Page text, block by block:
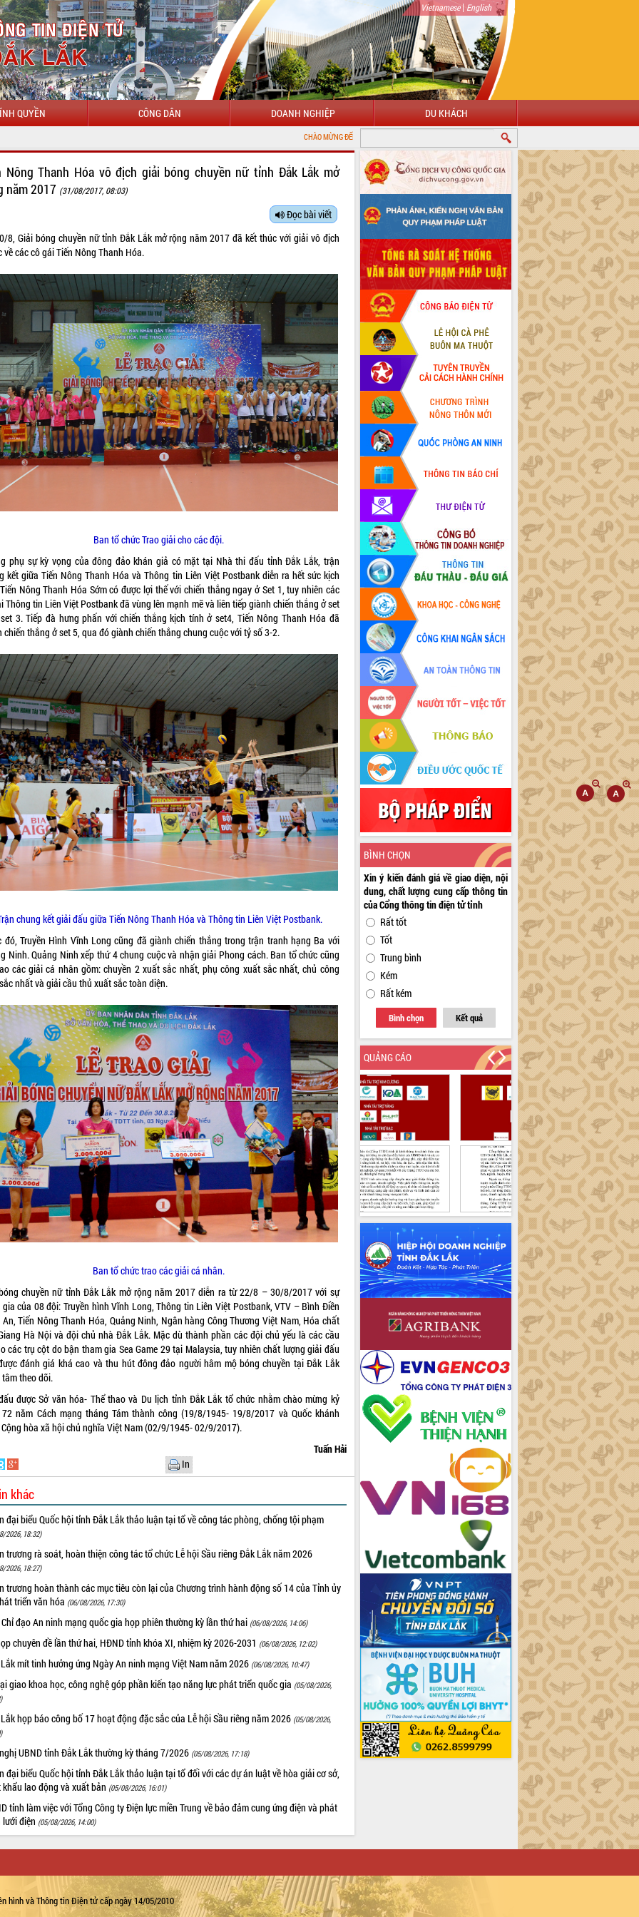
Vietnamese| English
QUYỀN CÔNG DÂN DOANH NGHIỆP DU KHÁCH
CHÀO MỪNG ĐẾN VỚI CỔNG THÔNG TIN ĐIỆN TỬ TỈNH ĐẮK LẮK
Nông Thanh Hóa vô địch giải bóng chuyền nữ tỉnh Đắk Lắk mở
năm 2017 (31/08/2017, 08:03)
Đọc bài viết
8, Giải bóng chuyền nữ tỉnh Đắk Lắk mở rộng năm 2017 đã kết thúc với giải vô địch
về các cô gái Tiến Nông Thanh Hóa.
Ban tổ chức Trao giải cho các đội.
phụ sự kỳ vọng của đông đảo khán giả có mặt tại Nhà thi đấu tỉnh Đắk Lắk, trận
kết giữa Tiến Nông Thanh Hóa và Thông tin Liên Việt Postbank diễn ra hết sức kịch
Nông Thanh Hóa Sớm có được lợi thế với chiến thắng ngay ở Set 1, tuy nhiên các
Thông tin Liên Việt Postbank đã vùng lên mạnh mẽ và liên tiếp giành chiến thắng ở set
3. Tiếp đà hưng phấn với chiến thắng kịch tính ở set4, Tiến Nông Thanh Hóa đã
chiến thắng ở set 5, qua đó giành chiến thắng chung cuộc với tỷ số 3-2.
chung kết giải đấu giữa Tiến Nông Thanh Hóa và Thông tin Liên Việt Postbank.
đó, Truyền Hình Vĩnh Long cũng đã giành chiến thắng trong trận tranh hạng Ba với
Ninh. Quảng Ninh xếp thứ 4 chung cuộc và nhận giải Phong cách. Ban tổ chức cũng
các giải cá nhân gồm: chuyền 2 xuất sắc nhất, phụ công xuất sắc nhất, chủ công
nhất và giải cầu thủ xuất sắc toàn diện.
Ban tổ chức trao các giải cá nhân.
chuyền nữ tỉnh Đắk Lắk mở rộng năm 2017 diễn ra từ 22/8 – 30/8/2017 với sự
của 08 đội: Truyền hình Vĩnh Long, Thông tin Liên Việt Postbank, VTV – Bình Điền
An, Tiến Nông Thanh Hóa, Quảng Ninh, Ngân hàng Công Thương Việt Nam, Hóa chất
Hà Nội và đội chủ nhà Đắk Lắk. Mặc dù thành phần các đội chủ yếu là các cầu
các trụ cột do bận tham gia Sea Game 29 tại Malaysia, tuy nhiên chất lượng giải đấu
đánh giá khá cao và thu hút đông đảo người hâm mộ bóng chuyền tại Đắk Lắk
theo dõi.
được Sở văn hóa- Thể thao và Du lịch tỉnh Đắk Lắk tổ chức nhằm chào mừng kỷ
72 năm Cách mạng tháng Tám thành công (19/8/1945- 19/8/2017 và Quốc khánh
hòa xã hội chủ nghĩa Việt Nam (02/9/1945- 02/9/2017).
Tuấn Hải
In
khác
đại biểu Quốc hội tỉnh Đắk Lắk thảo luận tại tổ về công tác phòng, chống tội phạm
2026, 18:32)
trương rà soát, hoàn thiện công tác tổ chức Lễ hội Sầu riêng Đắk Lắk năm 2026
2026, 18:27)
trương hoàn thành các mục tiêu còn lại của Chương trình hành động số 14 của Tỉnh ủy
triển văn hóa (06/08/2026, 17:30)
đạo An ninh mạng quốc gia họp phiên thường kỳ lần thứ hai (06/08/2026, 14:06)
chuyên đề lần thứ hai, HĐND tỉnh khóa XI, nhiệm kỳ 2026-2031 (06/08/2026, 12:02)
mít tinh hưởng ứng Ngày An ninh mạng Việt Nam năm 2026 (06/08/2026, 10:47)
giao khoa học, công nghệ góp phần kiến tạo năng lực phát triển quốc gia (05/08/2026,
họp báo công bố 17 hoạt động đặc sắc của Lễ hội Sầu riêng năm 2026 (05/08/2026,
UBND tỉnh Đắk Lắk thường kỳ tháng 7/2026 (05/08/2026, 17:18)
đại biểu Quốc hội tỉnh Đắk Lắk thảo luận tại tổ đối với các dự án luật về hòa giải cơ sở,
khẩu lao động và xuất bản (05/08/2026, 16:01)
tỉnh làm việc với Tổng Công ty Điện lực miền Trung về bảo đảm cung ứng điện và phát
lưới điện (05/08/2026, 14:00)
BÌNH CHỌN
Xin ý kiến đánh giá về giao diện, nội
dung, chất lượng cung cấp thông tin
của Cổng thông tin điện tử tỉnh
Rất tốt
Tốt
Trung bình
Kém
Rất kém
Bình chọn Kết quả
QUẢNG CÁO
hình và Thông tin Điện tử cấp ngày 14/05/2010